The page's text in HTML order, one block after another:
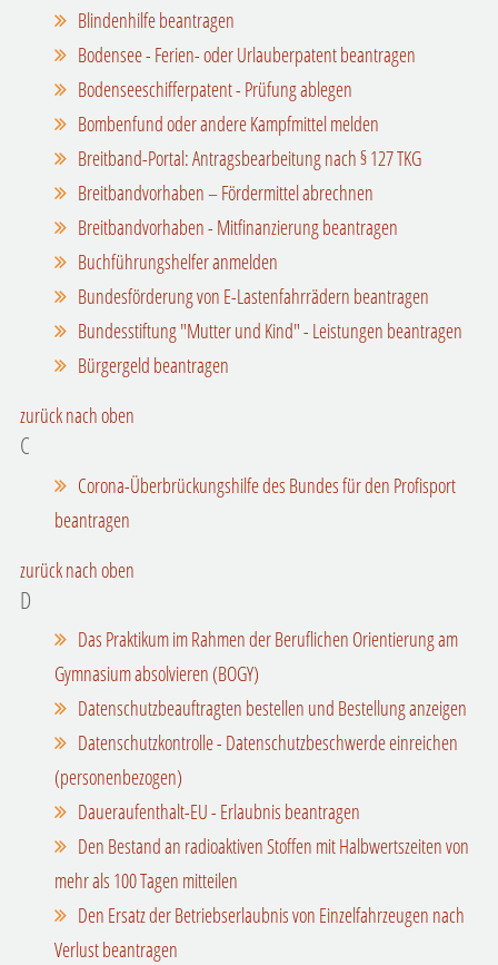
Blindenhilfe beantragen
Bodensee - Ferien- oder Urlauberpatent beantragen
Bodenseeschifferpatent - Prüfung ablegen
Bombenfund oder andere Kampfmittel melden
Breitband-Portal: Antragsbearbeitung nach § 127 TKG
Breitbandvorhaben – Fördermittel abrechnen
Breitbandvorhaben - Mitfinanzierung beantragen
Buchführungshelfer anmelden
Bundesförderung von E-Lastenfahrrädern beantragen
Bundesstiftung "Mutter und Kind" - Leistungen beantragen
Bürgergeld beantragen
zurück nach oben
C
Corona-Überbrückungshilfe des Bundes für den Profisport
beantragen
zurück nach oben
D
Das Praktikum im Rahmen der Beruflichen Orientierung am
Gymnasium absolvieren (BOGY)
Datenschutzbeauftragten bestellen und Bestellung anzeigen
Datenschutzkontrolle - Datenschutzbeschwerde einreichen
(personenbezogen)
Daueraufenthalt-EU - Erlaubnis beantragen
Den Bestand an radioaktiven Stoffen mit Halbwertszeiten von
mehr als 100 Tagen mitteilen
Den Ersatz der Betriebserlaubnis von Einzelfahrzeugen nach
Verlust beantragen